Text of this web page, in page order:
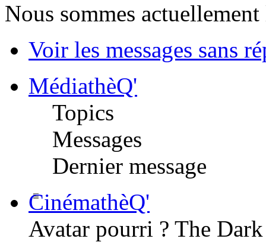
Nous sommes
Voir les messages sans
MédiathèQ'
Topics
Messages
Dernier message
CinémathèQ'
Avatar pourri ? The